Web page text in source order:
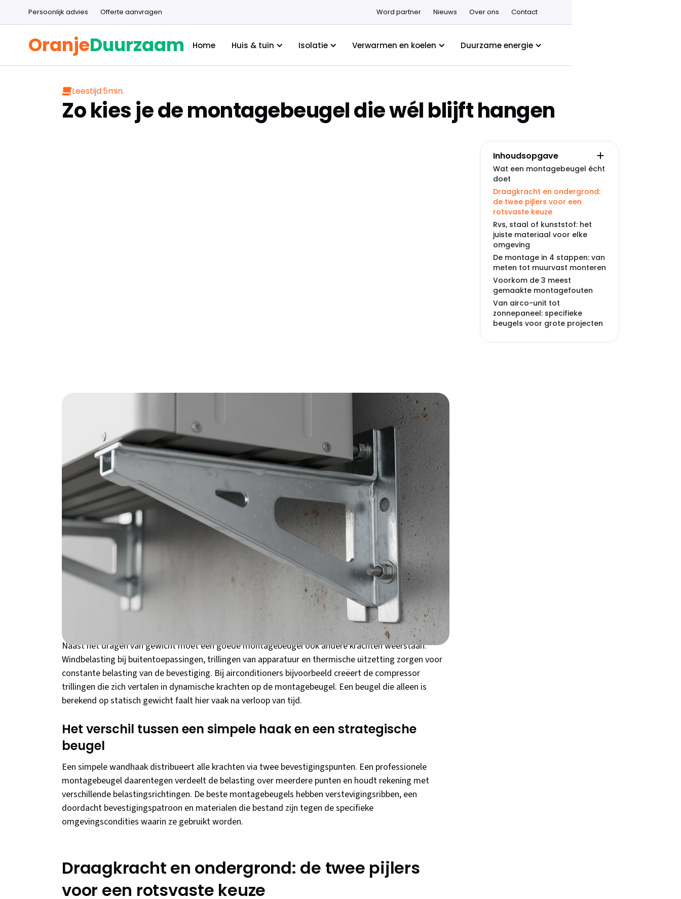
Persoonlijk advies Offerte aanvragen Word partner Nieuws Over ons Contact
OranjeDuurzaam Home Huis & tuin Isolatie Verwarmen en koelen Duurzame energie
Leestijd:5min.
Zo kies je de montagebeugel die wél blijft hangen
Een montagebeugel lijkt simpel, maar de verschillen zijn enorm. De ene beugel houdt jarenlang stand
onder alle omstandigheden, terwijl de andere na een paar maanden al begint te verzakken. Het
geheim zit in de juiste keuze voor jouw specifieke situatie. Of je nu een airconditioner wilt ophangen,
een zonnepaneel monteren of gewoon een stevige wandlamp installeert - de montagebeugel bepaalt
het verschil tussen een veilige constructie en een kostbare reparatie. In dit artikel ontdek je precies
hoe je de juiste keuze maakt.
Wat een montagebeugel écht doet
Een montagebeugel is veel meer dan alleen een stukje metaal aan de muur. Het is het cruciale
verbindingsstuk dat alle krachten van het gemonteerde object opvangt en veilig overdraagt naar de
muurconstructie.
De onzichtbare krachten: meer dan alleen gewicht dragen
Naast het dragen van gewicht moet een goede montagebeugel ook andere krachten weerstaan.
Windbelasting bij buitentoepassingen, trillingen van apparatuur en thermische uitzetting zorgen voor
constante belasting van de bevestiging. Bij airconditioners bijvoorbeeld creëert de compressor
trillingen die zich vertalen in dynamische krachten op de montagebeugel. Een beugel die alleen is
berekend op statisch gewicht faalt hier vaak na verloop van tijd.
Het verschil tussen een simpele haak en een strategische
beugel
Een simpele wandhaak distribueert alle krachten via twee bevestigingspunten. Een professionele
montagebeugel daarentegen verdeelt de belasting over meerdere punten en houdt rekening met
verschillende belastingsrichtingen. De beste montagebeugels hebben verstevigingsribben, een
doordacht bevestigingspatroon en materialen die bestand zijn tegen de specifieke
omgevingscondities waarin ze gebruikt worden.
Draagkracht en ondergrond: de twee pijlers
voor een rotsvaste keuze
Inhoudsopgave
Wat een montagebeugel écht
doet
Draagkracht en ondergrond:
de twee pijlers voor een
rotsvaste keuze
Rvs, staal of kunststof: het
juiste materiaal voor elke
omgeving
De montage in 4 stappen: van
meten tot muurvast monteren
Voorkom de 3 meest
gemaakte montagefouten
Van airco-unit tot
zonnepaneel: specifieke
beugels voor grote projecten